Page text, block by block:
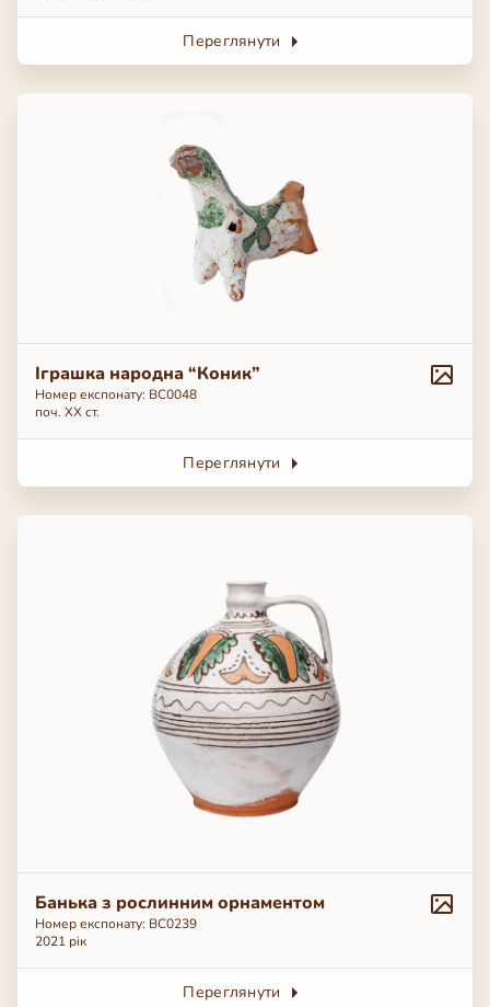
Переглянути
Іграшка народна “Коник”
Номер експонату: BC0048
поч. ХХ ст.
Переглянути
Банька з рослинним орнаментом
Номер експонату: ВС0239
2021 рік
Переглянути